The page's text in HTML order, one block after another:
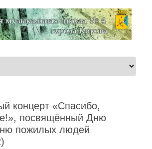
концерт «Спасибо,
посвящённый Дню
пожилых людей